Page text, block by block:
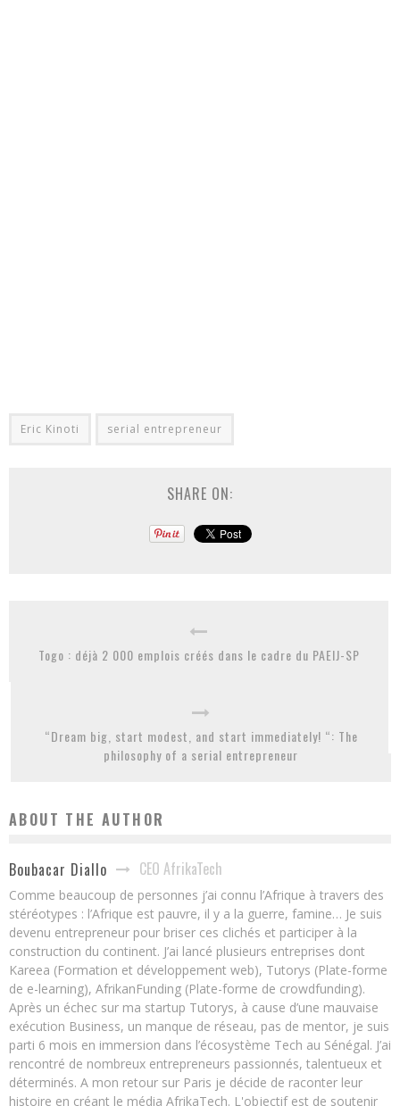
Eric Kinoti serial entrepreneur
SHARE ON:
Togo : déjà 2 000 emplois créés dans le cadre du PAEIJ-SP
“Dream big, start modest, and start immediately! “: The
philosophy of a serial entrepreneur
ABOUT THE AUTHOR
Boubacar Diallo CEO AfrikaTech
Comme beaucoup de personnes j’ai connu l’Afrique à travers des
stéréotypes : l’Afrique est pauvre, il y a la guerre, famine… Je suis
devenu entrepreneur pour briser ces clichés et participer à la
construction du continent. J’ai lancé plusieurs entreprises dont
Kareea (Formation et développement web), Tutorys (Plate-forme
de e-learning), AfrikanFunding (Plate-forme de crowdfunding).
Après un échec sur ma startup Tutorys, à cause d’une mauvaise
exécution Business, un manque de réseau, pas de mentor, je suis
parti 6 mois en immersion dans l’écosystème Tech au Sénégal. J’ai
rencontré de nombreux entrepreneurs passionnés, talentueux et
déterminés. A mon retour sur Paris je décide de raconter leur
histoire en créant le média AfrikaTech. L'objectif est de soutenir